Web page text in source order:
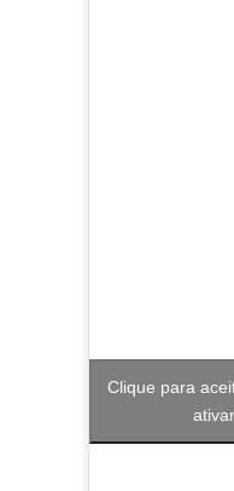
Clique para